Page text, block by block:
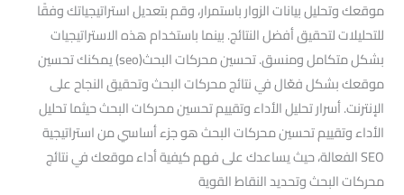
موقعك وتحليل بيانات الزوار باستمرار، وقم بتعديل استراتيجياتك وفقًا
للتحليلات لتحقيق أفضل النتائج. بينما باستخدام هذه الاستراتيجيات
بشكل متكامل ومنسق. تحسين محركات البحث(seo) يمكنك تحسين
موقعك بشكل فعّال في نتائج محركات البحث وتحقيق النجاح على
الإنترنت. أسرار تحليل الأداء وتقييم تحسين محركات البحث حيثما تحليل
الأداء وتقييم تحسين محركات البحث هو جزء أساسي من استراتيجية
SEO الفعالة، حيث يساعدك على فهم كيفية أداء موقعك في نتائج
محركات البحث وتحديد النقاط القوية